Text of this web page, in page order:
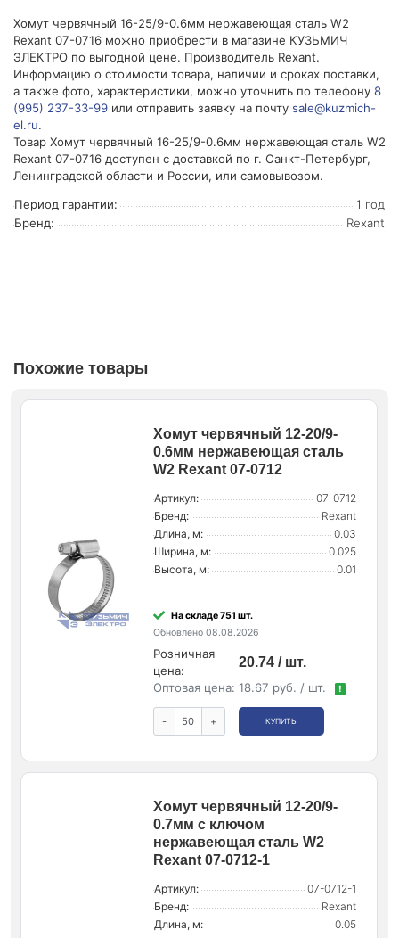
Хомут червячный 16-25/9-0.6мм нержавеющая сталь W2
Rexant 07-0716 можно приобрести в магазине КУЗЬМИЧ
ЭЛЕКТРО по выгодной цене. Производитель Rexant.
Информацию о стоимости товара, наличии и сроках поставки,
а также фото, характеристики, можно уточнить по телефону 8
(995) 237-33-99 или отправить заявку на почту sale@kuzmich-
el.ru.
Товар Хомут червячный 16-25/9-0.6мм нержавеющая сталь W2
Rexant 07-0716 доступен с доставкой по г. Санкт-Петербург,
Ленинградской области и России, или самовывозом.
Период гарантии:
1 год
Бренд:
Rexant
Похожие товары
Хомут червячный 12-20/9-
0.6мм нержавеющая сталь
W2 Rexant 07-0712
Артикул:
07-0712
Бренд:
Rexant
Длина, м:
0.03
Ширина, м:
0.025
Высота, м:
0.01
На складе 751 шт.
Обновлено 08.08.2026
Розничная
цена:
20.74 / шт.
Оптовая цена: 18.67 руб. / шт. !
- + КУПИТЬ
Хомут червячный 12-20/9-
0.7мм с ключом
нержавеющая сталь W2
Rexant 07-0712-1
Артикул:
07-0712-1
Бренд:
Rexant
Длина, м:
0.05